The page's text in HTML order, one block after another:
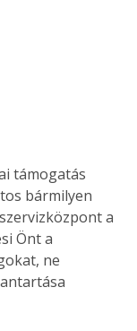
támogatás
bármilyen
a
Önt a
ne